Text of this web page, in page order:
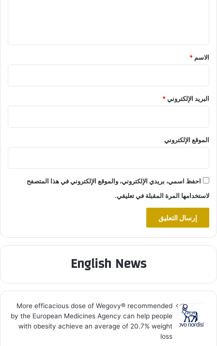
*
الاسم *
البريد الإلكتروني*
الموقع الإلكتروني
احفظ اسمي، بريدي الإلكتروني، والموقع الإلكتروني في هذا المتصفح
لاستخدامها المرة المقبلة في تعليقي.
English News
More efficacious dose of Wegovy®️ recommended
by the European Medicines Agency can help people
with obesity achieve an average of 20.7% weight
loss